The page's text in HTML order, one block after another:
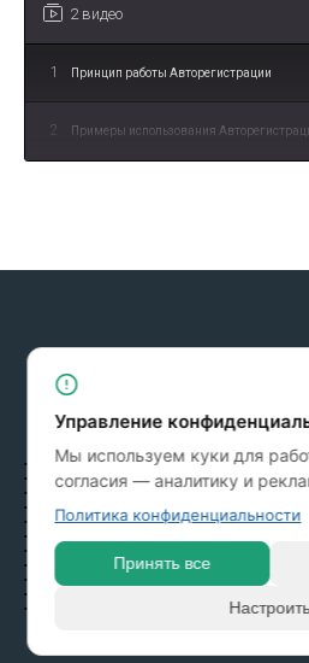
2 видео
1 Принцип работы Авторегистрации
2 Примеры использования
Управление
Мы используем куки для
согласия — аналитику и
Политика конфиденциальности
Принять все
Настроить